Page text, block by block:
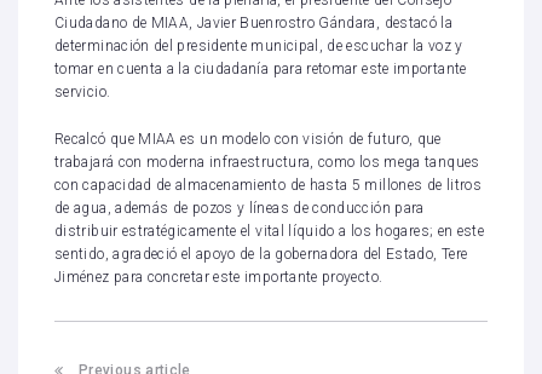
Ciudadano de MIAA, Javier Buenrostro Gándara, destacó la
determinación del presidente municipal, de escuchar la voz y
tomar en cuenta a la ciudadanía para retomar este importante
servicio.
Recalcó que MIAA es un modelo con visión de futuro, que
trabajará con moderna infraestructura, como los mega tanques
con capacidad de almacenamiento de hasta 5 millones de litros
de agua, además de pozos y líneas de conducción para
distribuir estratégicamente el vital líquido a los hogares; en este
sentido, agradeció el apoyo de la gobernadora del Estado, Tere
Jiménez para concretar este importante proyecto.
Previous article